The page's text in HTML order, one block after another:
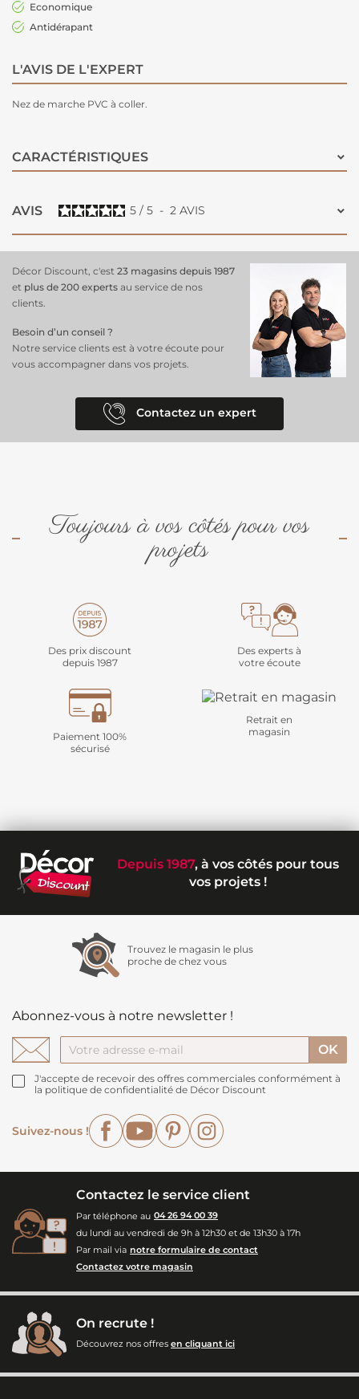
Economique
Antidérapant
L'AVIS DE L'EXPERT
Nez de marche PVC à coller.
CARACTÉRISTIQUES
AVIS 5 / 5 - 2 AVIS
Décor Discount, c'est 23 magasins depuis 1987
et plus de 200 experts au service de nos
clients.
Besoin d’un conseil ?
Notre service clients est à votre écoute pour
vous accompagner dans vos projets.
Contactez un expert
Toujours à vos côtés pour vos
projets
Des prix discount
depuis 1987
Des experts à
votre écoute
Paiement 100%
sécurisé
Retrait en
magasin
Depuis 1987, à vos côtés pour tous
vos projets !
Trouvez le magasin le plus
proche de chez vous
Abonnez-vous à notre newsletter !
J'accepte de recevoir des offres commerciales conformément à
la politique de confidentialité de Décor Discount
Suivez-nous !
FacebookYouTubePinterest
Contactez le service client
Par téléphone au 04 26 94 00 39
du lundi au vendredi de 9h à 12h30 et de 13h30 à 17h
Par mail via notre formulaire de contact
Contactez votre magasin
On recrute !
Découvrez nos offres en cliquant ici